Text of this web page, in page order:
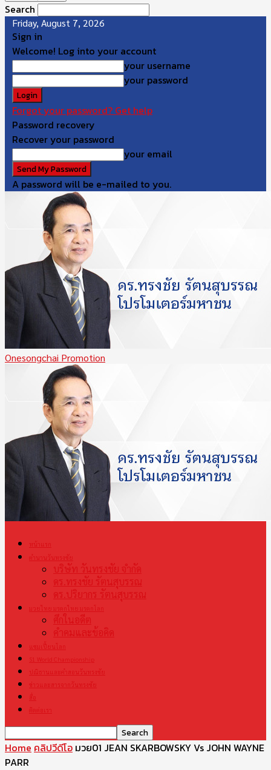
Search
Friday, August 7, 2026
Sign in
Welcome! Log into your account
your username
your password
Forgot your password? Get help
Password recovery
Recover your password
your email
A password will be e-mailed to you.
Onesongchai Promotion
หน้าแรก
ตำนานวันทรงชัย
บริษัท วันทรงชัย จำกัด
ดร.ทรงชัย รัตนสุบรรณ
ดร.ปริยากร รัตนสุบรรณ
มวยไทย มรดกไทย มรดกโลก
ศึกในอดีต
คำคมและข้อคิด
แชมเปี้ยนโลก
S1 World Championship
ปณิธานและคำสอนวันทรงชัย
ข่าวและสารจากวันทรงชัย
สื่อ
ติดต่อเรา
Home คลิปวีดีโอ มวย01 JEAN SKARBOWSKY Vs JOHN WAYNE
PARR